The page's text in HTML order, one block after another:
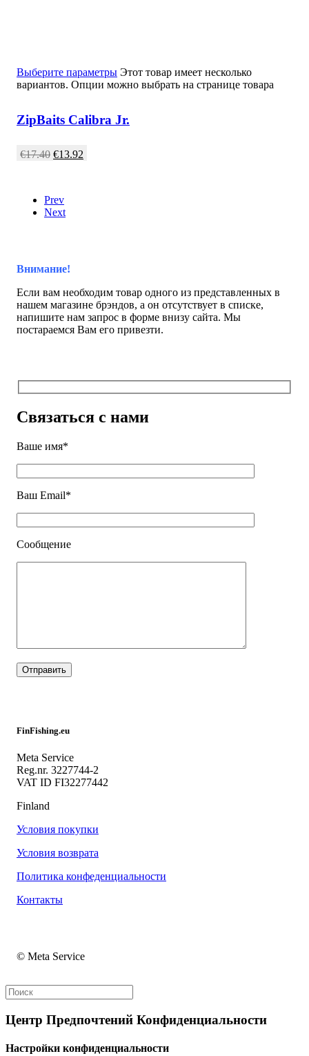
Выберите параметры Этот товар имеет несколько
вариантов. Опции можно выбрать на странице товара
ZipBaits Calibra Jr.
€17.40 €13.92
Prev
Next
Внимание!
Если вам необходим товар одного из представленных в
нашем магазине брэндов, а он отсутствует в списке,
напишите нам запрос в форме внизу сайта. Мы
постараемся Вам его привезти.
Связаться с нами
Ваше имя*
Ваш Email*
Сообщение
FinFishing.eu
Meta Service
Reg.nr. 3227744-2
VAT ID FI32277442
Finland
Условия покупки
Условия возврата
Политика конфеденциальности
Контакты
© Meta Service
Центр Предпочтений Конфиденциальности
Настройки конфиденциальности